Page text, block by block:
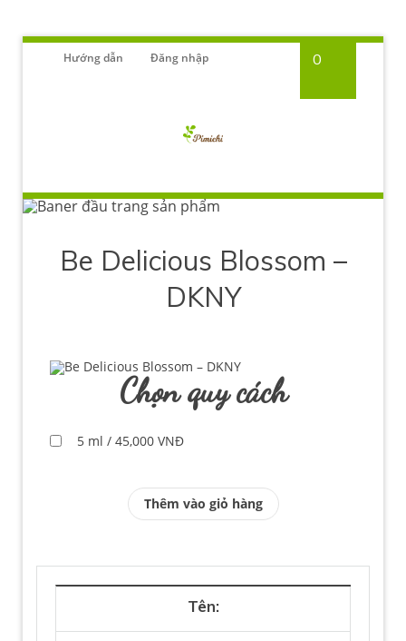
Hướng dẫn Đăng nhập 0
Be Delicious Blossom –
DKNY
Chọn quy cách
5 ml / 45,000 VNĐ
Thêm vào giỏ hàng
Tên: